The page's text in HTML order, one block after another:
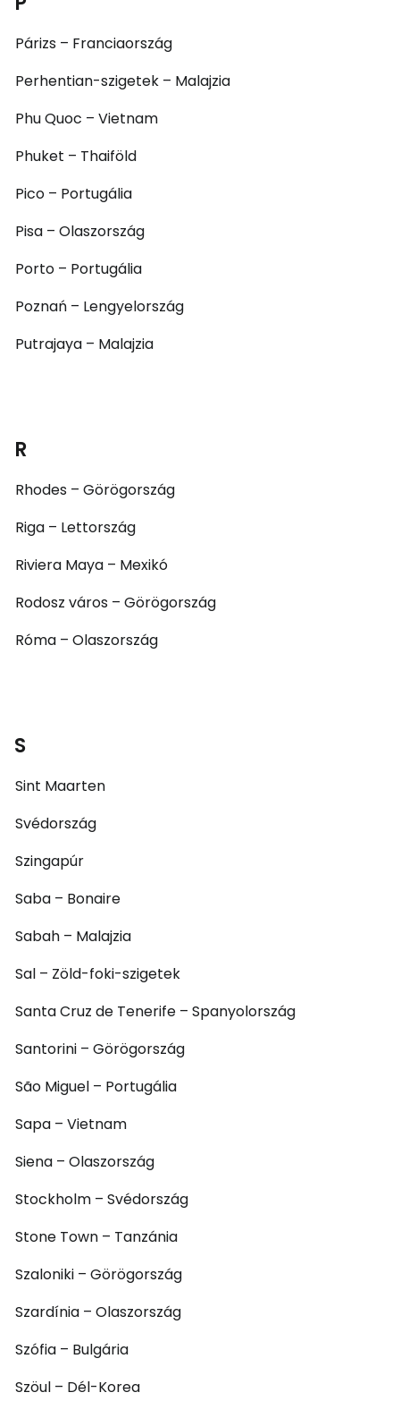
Párizs – Franciaország
Perhentian-szigetek – Malajzia
Phu Quoc – Vietnam
Phuket – Thaiföld
Pico – Portugália
Pisa – Olaszország
Porto – Portugália
Poznań – Lengyelország
Putrajaya – Malajzia
R
Rhodes – Görögország
Riga – Lettország
Riviera Maya – Mexikó
Rodosz város – Görögország
Róma – Olaszország
S
Sint Maarten
Svédország
Szingapúr
Saba – Bonaire
Sabah – Malajzia
Sal – Zöld-foki-szigetek
Santa Cruz de Tenerife – Spanyolország
Santorini – Görögország
São Miguel – Portugália
Sapa – Vietnam
Siena – Olaszország
Stockholm – Svédország
Stone Town – Tanzánia
Szaloniki – Görögország
Szardínia – Olaszország
Szófia – Bulgária
Szöul – Dél-Korea